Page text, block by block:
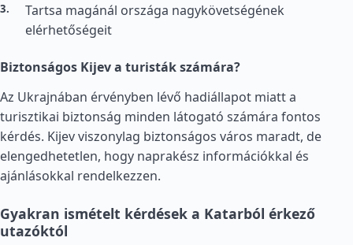
Tartsa magánál országa nagykövetségének
elérhetőségeit
Biztonságos Kijev a turisták számára?
Az Ukrajnában érvényben lévő hadiállapot miatt a
turisztikai biztonság minden látogató számára fontos
kérdés. Kijev viszonylag biztonságos város maradt, de
elengedhetetlen, hogy naprakész információkkal és
ajánlásokkal rendelkezzen.
Gyakran ismételt kérdések a Katarból érkező
utazóktól